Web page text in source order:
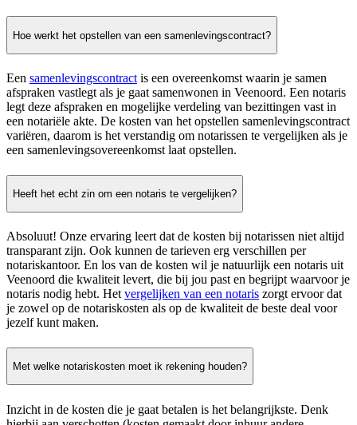
Hoe werkt het opstellen van een samenlevingscontract?
Een samenlevingscontract is een overeenkomst waarin je samen
afspraken vastlegt als je gaat samenwonen in Veenoord. Een notaris
legt deze afspraken en mogelijke verdeling van bezittingen vast in
een notariële akte. De kosten van het opstellen samenlevingscontract
variëren, daarom is het verstandig om notarissen te vergelijken als je
een samenlevingsovereenkomst laat opstellen.
Heeft het echt zin om een notaris te vergelijken?
Absoluut! Onze ervaring leert dat de kosten bij notarissen niet altijd
transparant zijn. Ook kunnen de tarieven erg verschillen per
notariskantoor. En los van de kosten wil je natuurlijk een notaris uit
Veenoord die kwaliteit levert, die bij jou past en begrijpt waarvoor je
notaris nodig hebt. Hetvergelijken van een notaris zorgt ervoor dat
je zowel op de notariskosten als op de kwaliteit de beste deal voor
jezelf kunt maken.
Met welke notariskosten moet ik rekening houden?
Inzicht in de kosten die je gaat betalen is het belangrijkste. Denk